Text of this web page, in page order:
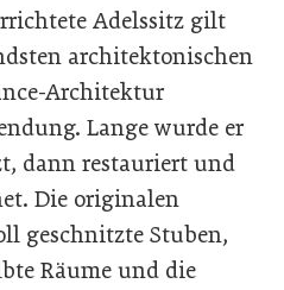
Adelssitz gilt
architektonischen
Architektur
Lange wurde er
dann restauriert und
Die originalen
geschnitzte Stuben,
Räume und die